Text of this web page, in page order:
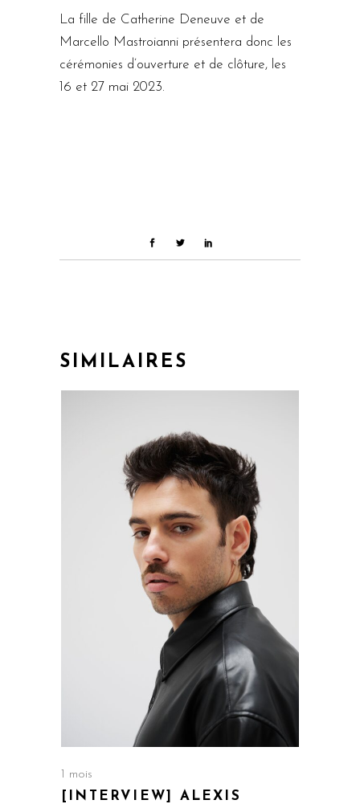
La fille de Catherine Deneuve et de
Marcello Mastroianni présentera donc les
cérémonies d’ouverture et de clôture, les
16 et 27 mai 2023.
SIMILAIRES
1 mois
[INTERVIEW] ALEXIS